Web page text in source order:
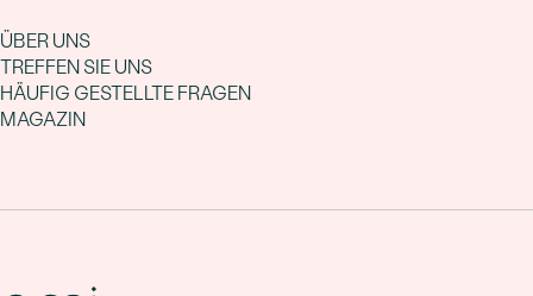
ÜBER UNS
TREFFEN SIE UNS
HÄUFIG GESTELLTE FRAGEN
MAGAZIN